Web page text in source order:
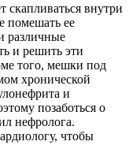
скапливаться внутри
помешать ее
различные
и решить эти
того, мешки под
хронической
и
позаботься о
нефролога.
чтобы